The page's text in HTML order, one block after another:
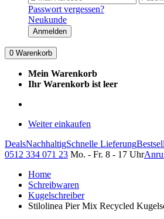
Passwort vergessen?
Neukunde
Anmelden
0 Warenkorb
Mein Warenkorb
Ihr Warenkorb ist leer
Weiter einkaufen
DealsNachhaltigSchnelle Lieferung
0512 334 071 23 Mo. - Fr. 8 - 17 Uhr
Home
Schreibwaren
Kugelschreiber
Stilolinea Pier Mix Recycled